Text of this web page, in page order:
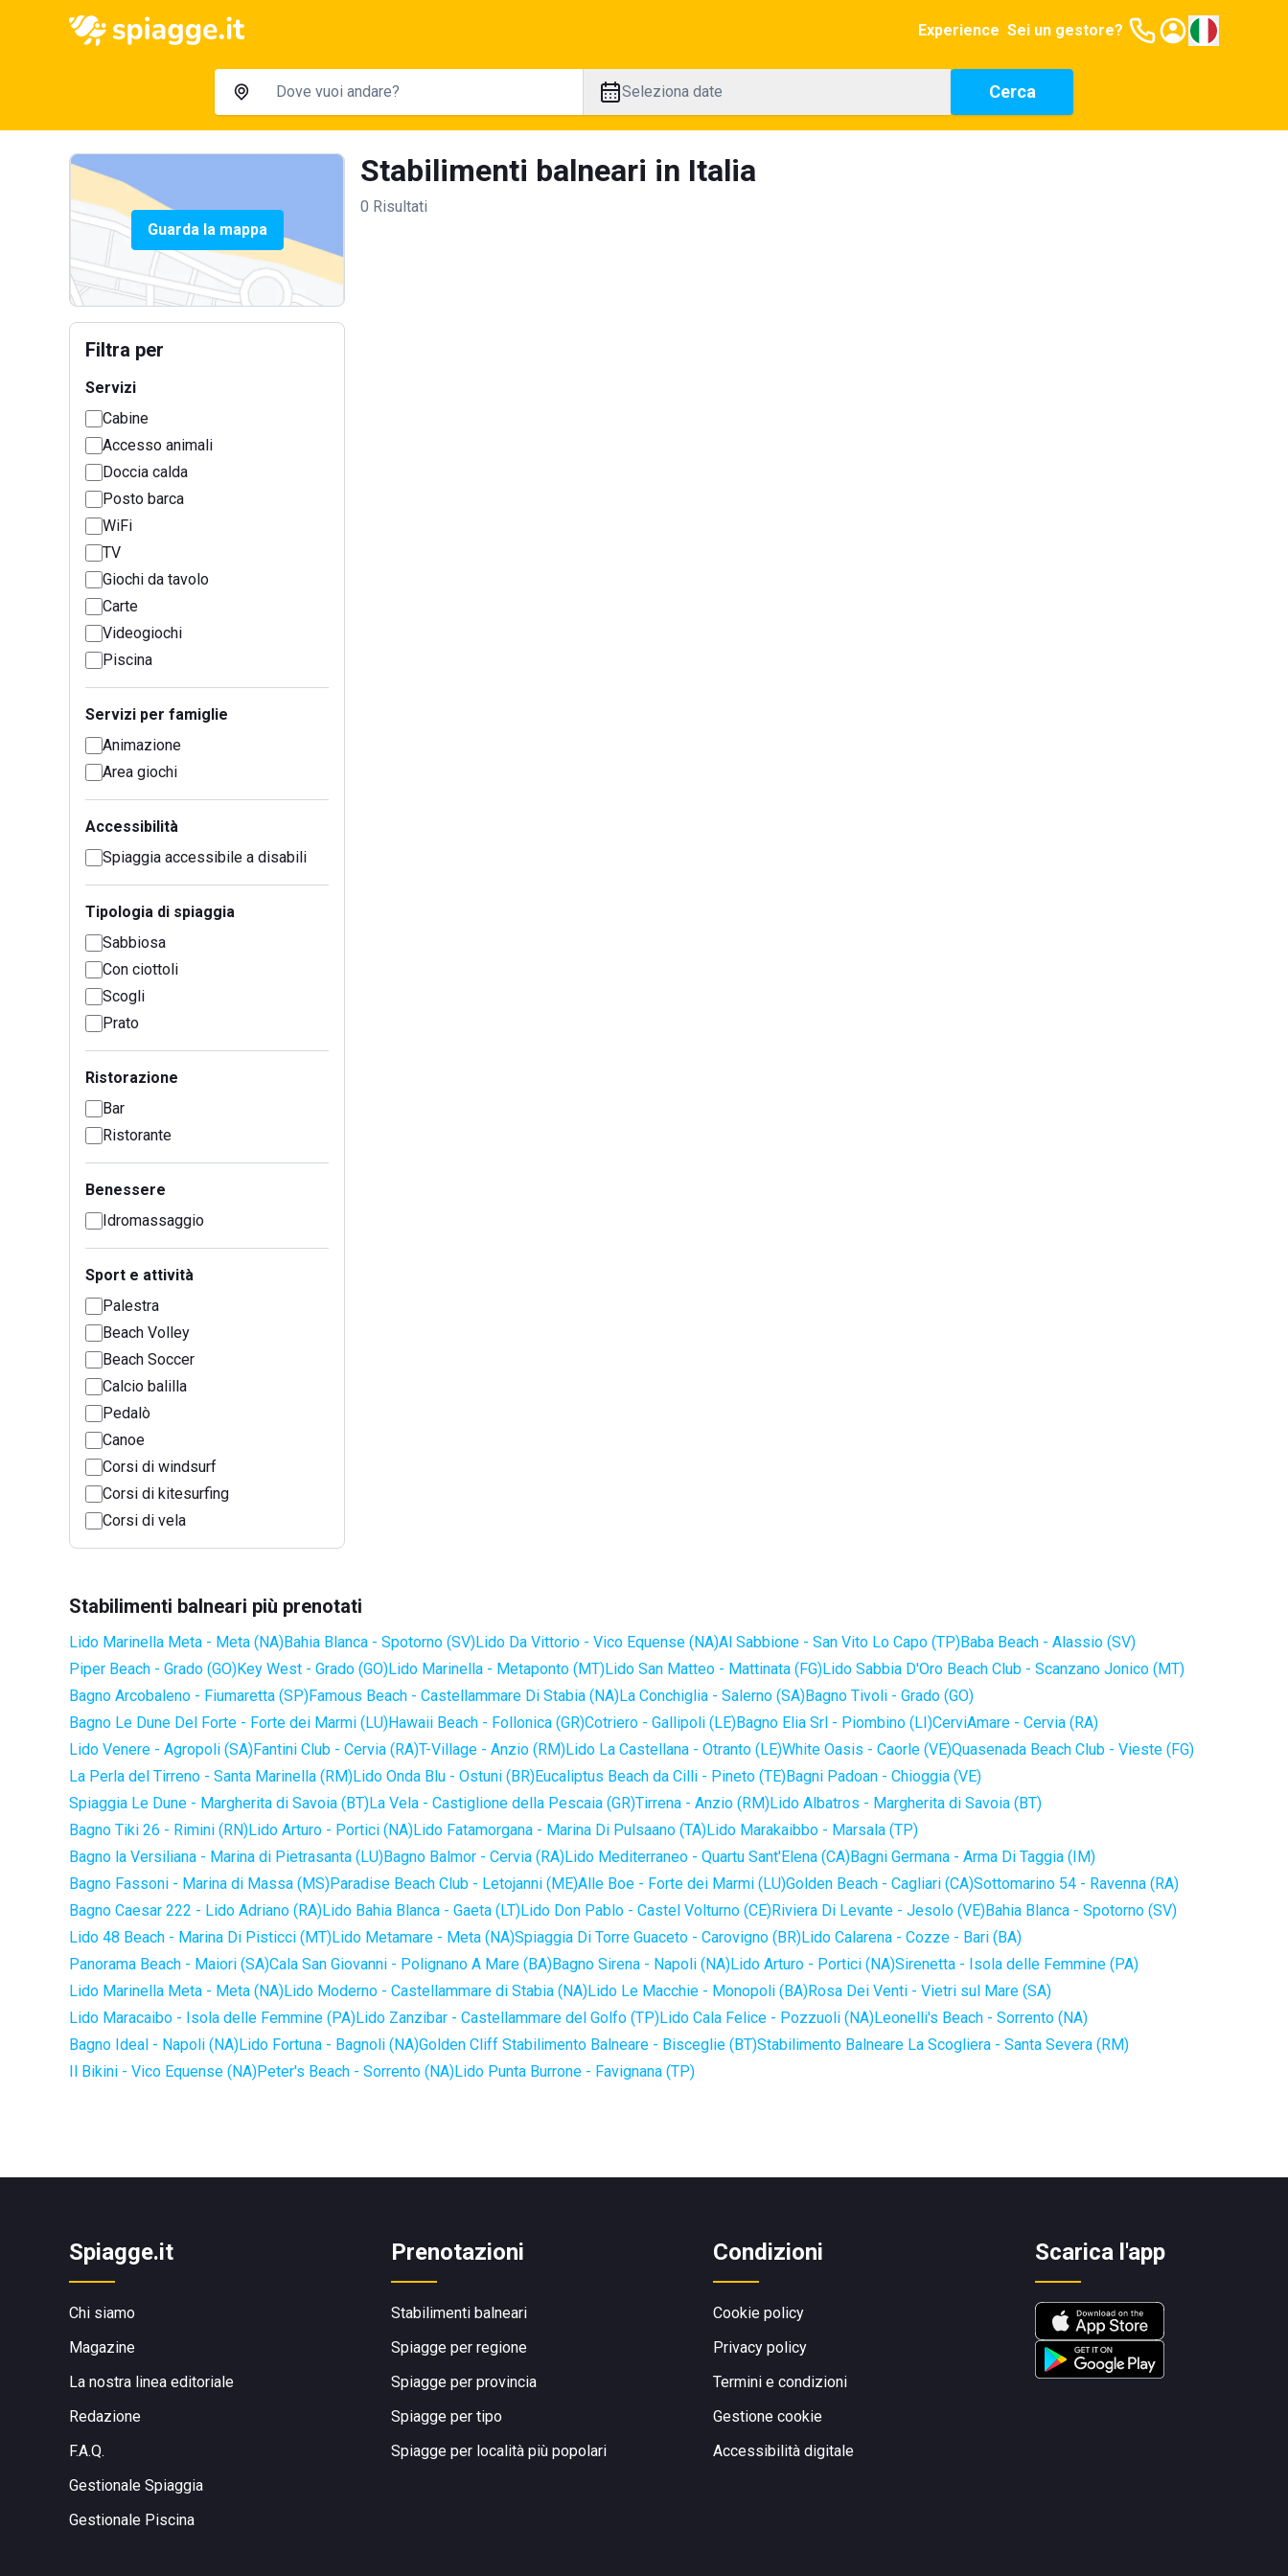
Experience Sei un gestore?
Seleziona date Cerca
Guarda la mappa
Filtra per
Servizi
Cabine
Accesso animali
Doccia calda
Posto barca
WiFi
TV
Giochi da tavolo
Carte
Videogiochi
Piscina
Servizi per famiglie
Animazione
Area giochi
Accessibilità
Spiaggia accessibile a disabili
Tipologia di spiaggia
Sabbiosa
Con ciottoli
Scogli
Prato
Ristorazione
Bar
Ristorante
Benessere
Idromassaggio
Sport e attività
Palestra
Beach Volley
Beach Soccer
Calcio balilla
Pedalò
Canoe
Corsi di windsurf
Corsi di kitesurfing
Corsi di vela
Stabilimenti balneari in Italia
0 Risultati
Stabilimenti balneari più prenotati
Lido Marinella Meta - Meta (NA)Bahia Blanca - Spotorno (SV)Lido Da Vittorio - Vico Equense (NA)Al Sabbione - San Vito Lo Capo (TP)Baba Beach - Alassio (SV)
Piper Beach - Grado (GO)Key West - Grado (GO)Lido Marinella - Metaponto (MT)Lido San Matteo - Mattinata (FG)Lido Sabbia D'Oro Beach Club - Scanzano Jonico (MT)
Bagno Arcobaleno - Fiumaretta (SP)Famous Beach - Castellammare Di Stabia (NA)La Conchiglia - Salerno (SA)Bagno Tivoli - Grado (GO)
Bagno Le Dune Del Forte - Forte dei Marmi (LU)Hawaii Beach - Follonica (GR)Cotriero - Gallipoli (LE)Bagno Elia Srl - Piombino (LI)CerviAmare - Cervia (RA)
Lido Venere - Agropoli (SA)Fantini Club - Cervia (RA)T-Village - Anzio (RM)Lido La Castellana - Otranto (LE)White Oasis - Caorle (VE)Quasenada Beach Club - Vieste (FG)
La Perla del Tirreno - Santa Marinella (RM)Lido Onda Blu - Ostuni (BR)Eucaliptus Beach da Cilli - Pineto (TE)Bagni Padoan - Chioggia (VE)
Spiaggia Le Dune - Margherita di Savoia (BT)La Vela - Castiglione della Pescaia (GR)Tirrena - Anzio (RM)Lido Albatros - Margherita di Savoia (BT)
Bagno Tiki 26 - Rimini (RN)Lido Arturo - Portici (NA)Lido Fatamorgana - Marina Di Pulsaano (TA)Lido Marakaibbo - Marsala (TP)
Bagno la Versiliana - Marina di Pietrasanta (LU)Bagno Balmor - Cervia (RA)Lido Mediterraneo - Quartu Sant'Elena (CA)Bagni Germana - Arma Di Taggia (IM)
Bagno Fassoni - Marina di Massa (MS)Paradise Beach Club - Letojanni (ME)Alle Boe - Forte dei Marmi (LU)Golden Beach - Cagliari (CA)Sottomarino 54 - Ravenna (RA)
Bagno Caesar 222 - Lido Adriano (RA)Lido Bahia Blanca - Gaeta (LT)Lido Don Pablo - Castel Volturno (CE)Riviera Di Levante - Jesolo (VE)Bahia Blanca - Spotorno (SV)
Lido 48 Beach - Marina Di Pisticci (MT)Lido Metamare - Meta (NA)Spiaggia Di Torre Guaceto - Carovigno (BR)Lido Calarena - Cozze - Bari (BA)
Panorama Beach - Maiori (SA)Cala San Giovanni - Polignano A Mare (BA)Bagno Sirena - Napoli (NA)Lido Arturo - Portici (NA)Sirenetta - Isola delle Femmine (PA)
Lido Marinella Meta - Meta (NA)Lido Moderno - Castellammare di Stabia (NA)Lido Le Macchie - Monopoli (BA)Rosa Dei Venti - Vietri sul Mare (SA)
Lido Maracaibo - Isola delle Femmine (PA)Lido Zanzibar - Castellammare del Golfo (TP)Lido Cala Felice - Pozzuoli (NA)Leonelli's Beach - Sorrento (NA)
Bagno Ideal - Napoli (NA)Lido Fortuna - Bagnoli (NA)Golden Cliff Stabilimento Balneare - Bisceglie (BT)Stabilimento Balneare La Scogliera - Santa Severa (RM)
Il Bikini - Vico Equense (NA)Peter's Beach - Sorrento (NA)Lido Punta Burrone - Favignana (TP)
Spiagge.it
Chi siamo
Magazine
La nostra linea editoriale
Redazione
F.A.Q.
Gestionale Spiaggia
Gestionale Piscina
Prenotazioni
Stabilimenti balneari
Spiagge per regione
Spiagge per provincia
Spiagge per tipo
Spiagge per località più popolari
Condizioni
Cookie policy
Privacy policy
Termini e condizioni
Gestione cookie
Accessibilità digitale
Scarica l'app